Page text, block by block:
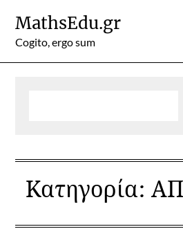
content
MathsEdu.gr
Cogito, ergo sum
Κατηγορία: